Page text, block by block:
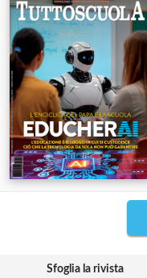
Sfoglia la rivista